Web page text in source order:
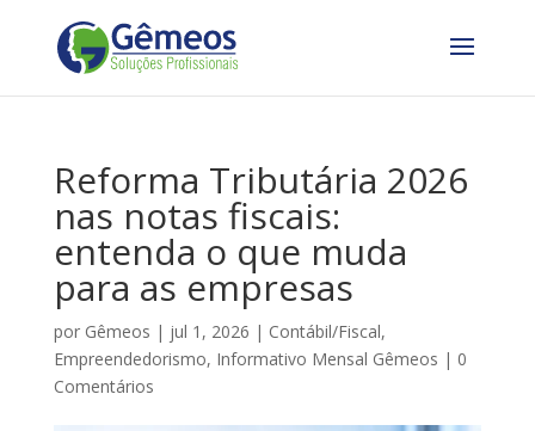
Reforma Tributária 2026
nas notas fiscais:
entenda o que muda
para as empresas
por Gêmeos | jul 1, 2026 | Contábil/Fiscal,
Empreendedorismo, Informativo Mensal Gêmeos | 0
Comentários